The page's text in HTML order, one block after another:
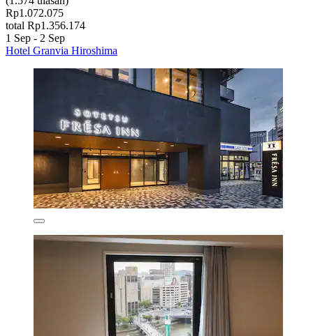
Rp1.072.075
total Rp1.356.174
1 Sep - 2 Sep
Hotel Granvia Hiroshima